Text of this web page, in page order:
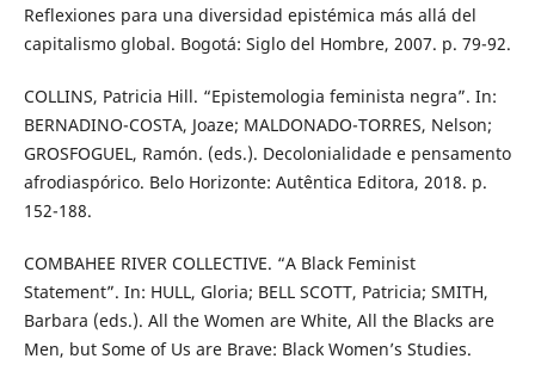
Reflexiones para una diversidad epistémica más allá del
capitalismo global. Bogotá: Siglo del Hombre, 2007. p. 79-92.
COLLINS, Patricia Hill. “Epistemologia feminista negra”. In:
BERNADINO-COSTA, Joaze; MALDONADO-TORRES, Nelson;
GROSFOGUEL, Ramón. (eds.). Decolonialidade e pensamento
afrodiaspórico. Belo Horizonte: Autêntica Editora, 2018. p.
152-188.
COMBAHEE RIVER COLLECTIVE. “A Black Feminist
Statement”. In: HULL, Gloria; BELL SCOTT, Patricia; SMITH,
Barbara (eds.). All the Women are White, All the Blacks are
Men, but Some of Us are Brave: Black Women’s Studies.